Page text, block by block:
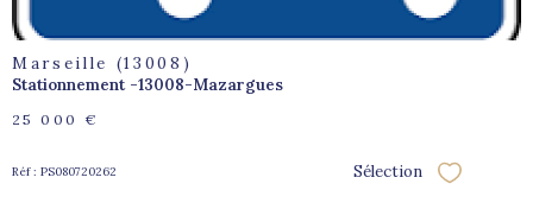
Marseille (13008)
Stationnement -13008-Mazargues
25 000 €
Réf : PS080720262 Sélection